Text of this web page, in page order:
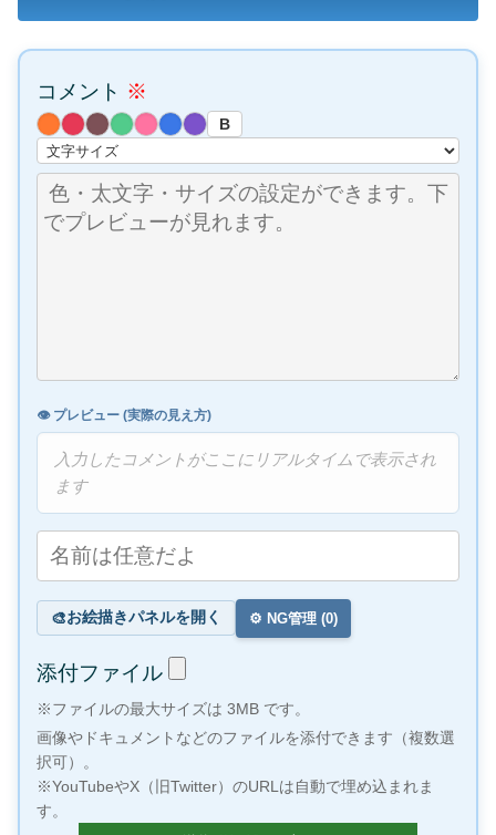
コメント ※
B
👁️ プレビュー (実際の見え方)
入力したコメントがここにリアルタイムで表示され
ます
🎨お絵描きパネルを開く ⚙️ NG管理 (0)
添付ファイル
※ファイルの最大サイズは 3MB です。
画像やドキュメントなどのファイルを添付できます（複数選
択可）。
※YouTubeやX（旧Twitter）のURLは自動で埋め込まれま
す。